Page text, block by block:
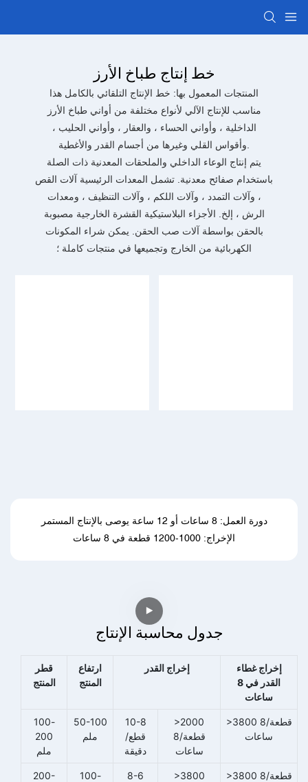
خط إنتاج طباخ الأرز
المنتجات المعمول بها: خط الإنتاج التلقائي بالكامل هذا
مناسب للإنتاج الآلي لأنواع مختلفة من أواني طباخ الأرز
الداخلية ، وأواني الحساء ، والعقار ، وأواني الحليب ،
وأقواس القلي وغيرها من أجسام القدر والأغطية.
يتم إنتاج الوعاء الداخلي والملحقات المعدنية ذات الصلة
باستخدام صفائح معدنية. تشمل المعدات الرئيسية آلات القص
، وآلات التمدد ، وآلات اللكم ، وآلات التنظيف ، ومعدات
الرش ، إلخ. الأجزاء البلاستيكية القشرة الخارجية مصبوبة
بالحقن بواسطة آلات صب الحقن. يمكن شراء المكونات
الكهربائية من الخارج وتجميعها في منتجات كاملة ؛
دورة العمل: 8 ساعات أو 12 ساعة يوصى بالإنتاج المستمر
الإخراج: 1000-1200 قطعة في 8 ساعات
جدول محاسبة الإنتاج
قطر
المنتج
ارتفاع
المنتج
إخراج القدر
إخراج غطاء
القدر في 8
ساعات
100-
200
ملم
50-100
ملم
10-8
قطع/
دقيقة
>2000
قطعة/8
ساعات
>3800 قطعة/8
ساعات
200-
100-
8-6
>3800
>3800 قطعة/8